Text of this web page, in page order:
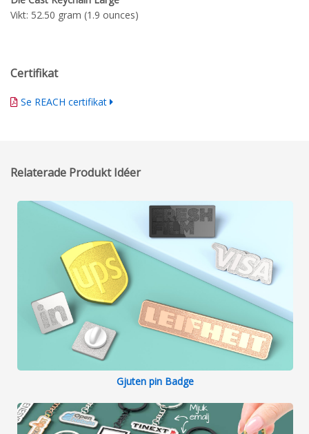
Vikt: 52.50 gram (1.9 ounces)
Certifikat
Se REACH certifikat
Relaterade Produkt Idéer
Gjuten pin Badge